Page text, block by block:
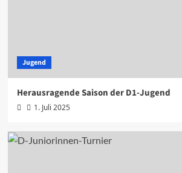
Jugend
Herausragende Saison der D1-Jugend
1. Juli 2025